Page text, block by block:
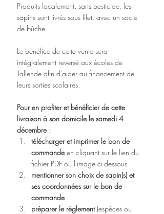
Produits localement, sans pesticide, les
sapins sont livrés sous filet, avec un socle
de bûche.
Le bénéfice de cette vente sera
intégralement reversé aux écoles de
Tallende afin d'aider au financement de
leurs sorties scolaires.
Pour en profiter et bénéficier de cette
livraison à son domicile le samedi 4
décembre :
télécharger et imprimer le bon de
commande en cliquant sur le lien du
fichier PDF ou l'image ci-dessous
mentionner son choix de sapin(s) et
ses coordonnées sur le bon de
commande
préparer le règlement (espèces ou